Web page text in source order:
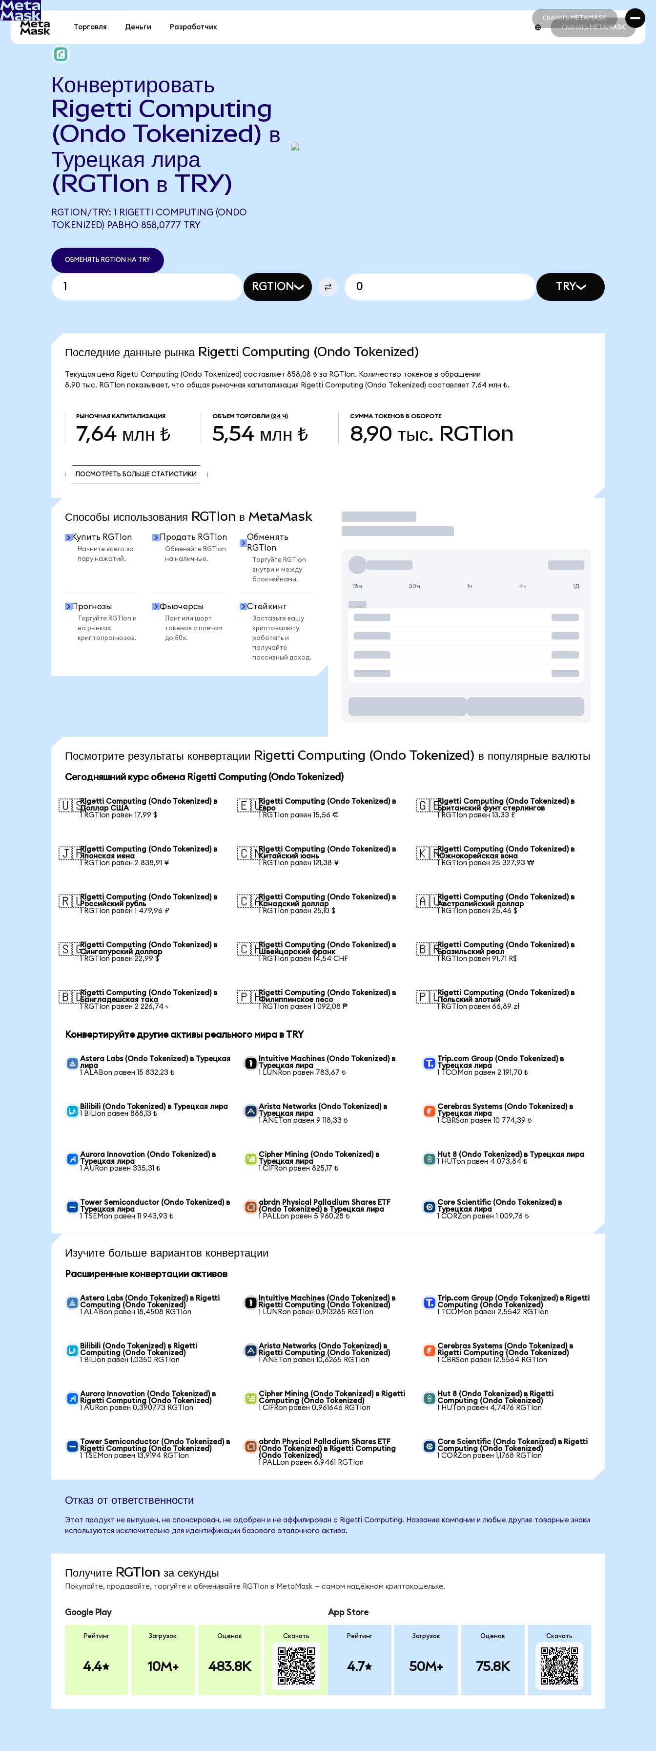
СКАЧАТЬ METAMASK
СКАЧАТЬ METAMASK
Торговля Деньги Разработчик СКАЧАТЬ METAMASK
Конвертировать
Rigetti Computing
(Ondo Tokenized) в
Турецкая лира
(RGTIon в TRY)
RGTION/TRY: 1 RIGETTI COMPUTING (ONDO
TOKENIZED) РАВНО 858,0777 TRY
ОБМЕНЯТЬ RGTION НА TRY
RGTION TRY
Последние данные рынка Rigetti Computing (Ondo Tokenized)
Текущая цена Rigetti Computing (Ondo Tokenized) составляет 858,08 ₺ за RGTIon. Количество токенов в обращении
8,90 тыс. RGTIon показывает, что общая рыночная капитализация Rigetti Computing (Ondo Tokenized) составляет 7,64 млн ₺.
РЫНОЧНАЯ КАПИТАЛИЗАЦИЯ
7,64 млн ₺
ОБЪЕМ ТОРГОВЛИ (24 Ч)
5,54 млн ₺
СУММА ТОКЕНОВ В ОБОРОТЕ
8,90 тыс. RGTIon
ПОСМОТРЕТЬ БОЛЬШЕ СТАТИСТИКИ
Способы использования RGTIon в MetaMask
Купить RGTIon
Начните всего за
пару нажатий.
Продать RGTIon
Обменяйте RGTIon
на наличные.
Обменять
RGTIon
Торгуйте RGTIon
внутри и между
блокчейнами.
Прогнозы
Торгуйте RGTIon и
на рынках
криптопрогнозов.
Фьючерсы
Лонг или шорт
токенов с плечом
до 50x.
Стейкинг
Заставьте вашу
криптовалюту
работать и
получайте
пассивный доход.
Торговать
15м 30м 1ч 4ч 1Д
Посмотрите результаты конвертации Rigetti Computing (Ondo Tokenized) в популярные валюты
Сегодняшний курс обмена Rigetti Computing (Ondo Tokenized)
🇺🇸Rigetti Computing (Ondo Tokenized) в
Доллар США
1 RGTIon равен 17,99 $
🇪🇺Rigetti Computing (Ondo Tokenized) в
Евро
1 RGTIon равен 15,56 €
🇬🇧Rigetti Computing (Ondo Tokenized) в
Британский фунт стерлингов
1 RGTIon равен 13,33 £
🇯🇵Rigetti Computing (Ondo Tokenized) в
Японская иена
1 RGTIon равен 2 838,91 ¥
🇨🇳Rigetti Computing (Ondo Tokenized) в
Китайский юань
1 RGTIon равен 121,38 ¥
🇰🇷Rigetti Computing (Ondo Tokenized) в
Южнокорейская вона
1 RGTIon равен 25 327,93 ₩
🇷🇺Rigetti Computing (Ondo Tokenized) в
Российский рубль
1 RGTIon равен 1 479,96 ₽
🇨🇦Rigetti Computing (Ondo Tokenized) в
Канадский доллар
1 RGTIon равен 25,10 $
🇦🇺Rigetti Computing (Ondo Tokenized) в
Австралийский доллар
1 RGTIon равен 25,46 $
🇸🇬Rigetti Computing (Ondo Tokenized) в
Сингапурский доллар
1 RGTIon равен 22,99 $
🇨🇭Rigetti Computing (Ondo Tokenized) в
Швейцарский франк
1 RGTIon равен 14,54 CHF
🇧🇷Rigetti Computing (Ondo Tokenized) в
Бразильский реал
1 RGTIon равен 91,71 R$
🇧🇩Rigetti Computing (Ondo Tokenized) в
Бангладешская така
1 RGTIon равен 2 226,74 ৳
🇵🇭Rigetti Computing (Ondo Tokenized) в
Филиппинское песо
1 RGTIon равен 1 092,08 ₱
🇵🇱Rigetti Computing (Ondo Tokenized) в
Польский злотый
1 RGTIon равен 66,89 zł
Конвертируйте другие активы реального мира в TRY
Astera Labs (Ondo Tokenized) в Турецкая
лира
1 ALABon равен 15 832,23 ₺
Intuitive Machines (Ondo Tokenized) в
Турецкая лира
1 LUNRon равен 783,67 ₺
Trip.com Group (Ondo Tokenized) в
Турецкая лира
1 TCOMon равен 2 191,70 ₺
Bilibili (Ondo Tokenized) в Турецкая лира
1 BILIon равен 888,13 ₺
Arista Networks (Ondo Tokenized) в
Турецкая лира
1 ANETon равен 9 118,33 ₺
Cerebras Systems (Ondo Tokenized) в
Турецкая лира
1 CBRSon равен 10 774,39 ₺
Aurora Innovation (Ondo Tokenized) в
Турецкая лира
1 AURon равен 335,31 ₺
Cipher Mining (Ondo Tokenized) в
Турецкая лира
1 CIFRon равен 825,17 ₺
Hut 8 (Ondo Tokenized) в Турецкая лира
1 HUTon равен 4 073,84 ₺
Tower Semiconductor (Ondo Tokenized) в
Турецкая лира
1 TSEMon равен 11 943,93 ₺
abrdn Physical Palladium Shares ETF
(Ondo Tokenized) в Турецкая лира
1 PALLon равен 5 960,28 ₺
Core Scientific (Ondo Tokenized) в
Турецкая лира
1 CORZon равен 1 009,76 ₺
Изучите больше вариантов конвертации
Расширенные конвертации активов
Astera Labs (Ondo Tokenized) в Rigetti
Computing (Ondo Tokenized)
1 ALABon равен 18,4508 RGTIon
Intuitive Machines (Ondo Tokenized) в
Rigetti Computing (Ondo Tokenized)
1 LUNRon равен 0,913285 RGTIon
Trip.com Group (Ondo Tokenized) в Rigetti
Computing (Ondo Tokenized)
1 TCOMon равен 2,5542 RGTIon
Bilibili (Ondo Tokenized) в Rigetti
Computing (Ondo Tokenized)
1 BILIon равен 1,0350 RGTIon
Arista Networks (Ondo Tokenized) в
Rigetti Computing (Ondo Tokenized)
1 ANETon равен 10,6265 RGTIon
Cerebras Systems (Ondo Tokenized) в
Rigetti Computing (Ondo Tokenized)
1 CBRSon равен 12,5564 RGTIon
Aurora Innovation (Ondo Tokenized) в
Rigetti Computing (Ondo Tokenized)
1 AURon равен 0,390773 RGTIon
Cipher Mining (Ondo Tokenized) в Rigetti
Computing (Ondo Tokenized)
1 CIFRon равен 0,961646 RGTIon
Hut 8 (Ondo Tokenized) в Rigetti
Computing (Ondo Tokenized)
1 HUTon равен 4,7476 RGTIon
Tower Semiconductor (Ondo Tokenized) в
Rigetti Computing (Ondo Tokenized)
1 TSEMon равен 13,9194 RGTIon
abrdn Physical Palladium Shares ETF
(Ondo Tokenized) в Rigetti Computing
(Ondo Tokenized)
1 PALLon равен 6,9461 RGTIon
Core Scientific (Ondo Tokenized) в Rigetti
Computing (Ondo Tokenized)
1 CORZon равен 1,1768 RGTIon
Отказ от ответственности
Этот продукт не выпущен, не спонсирован, не одобрен и не аффилирован с Rigetti Computing. Название компании и любые другие товарные знаки
используются исключительно для идентификации базового эталонного актива.
Получите RGTIon за секунды
Покупайте, продавайте, торгуйте и обменивайте RGTIon в MetaMask — самом надёжном криптокошельке.
Google Play
Рейтинг
4.4
Загрузок
10M+
Оценок
483.8K
Скачать
App Store
Рейтинг
4.7
Загрузок
50M+
Оценок
75.8K
Скачать